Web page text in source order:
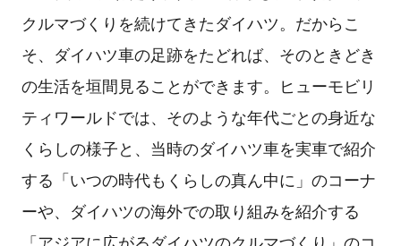
クルマづくりを続けてきたダイハツ。だからこ
そ、ダイハツ車の足跡をたどれば、そのときどき
の生活を垣間見ることができます。ヒューモビリ
ティワールドでは、そのような年代ごとの身近な
くらしの様子と、当時のダイハツ車を実車で紹介
する「いつの時代もくらしの真ん中に」のコーナ
ーや、ダイハツの海外での取り組みを紹介する